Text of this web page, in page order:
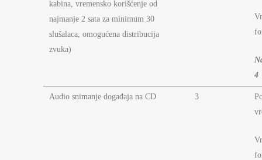
kabina, vremensko korišćenje od
najmanje 2 sata za minimum 30
slušalaca, omogućena distribucija
zvuka)
4
Audio snimanje događaja na CD 3